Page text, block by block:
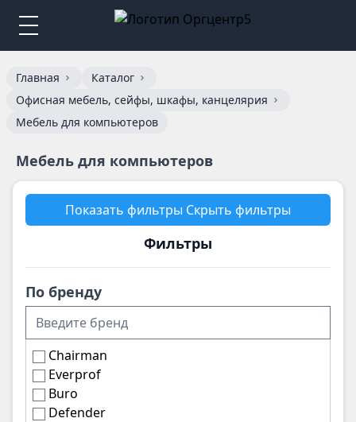
Главная
Каталог
Офисная мебель, сейфы, шкафы, канцелярия
Мебель для компьютеров
Мебель для компьютеров
Показать фильтры Скрыть фильтры
Фильтры
По бренду
Chairman
Everprof
Buro
Defender